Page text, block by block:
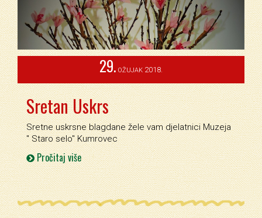
29. OŽUJAK 2018.
Sretan Uskrs
Sretne uskrsne blagdane žele vam djelatnici Muzeja
'' Staro selo'' Kumrovec
Pročitaj više